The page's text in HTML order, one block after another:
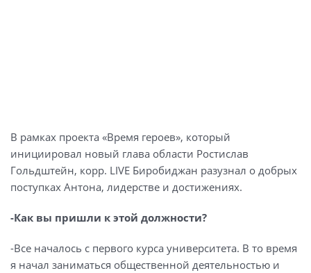
В рамках проекта «Время героев», который
инициировал новый глава области Ростислав
Гольдштейн, корр. LIVE Биробиджан разузнал о добрых
поступках Антона, лидерстве и достижениях.
-Как вы пришли к этой должности?
-Все началось с первого курса университета. В то время
я начал заниматься общественной деятельностью и